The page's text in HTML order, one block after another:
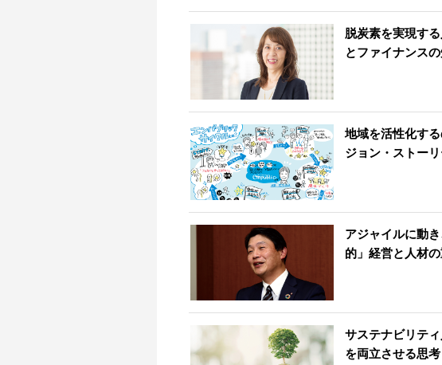
脱炭素を実現す
とファイナンス
地域を活性化す
ジョン・ストー
アジャイルに動
的」経営と人材
サステナビリテ
を両立させる思考